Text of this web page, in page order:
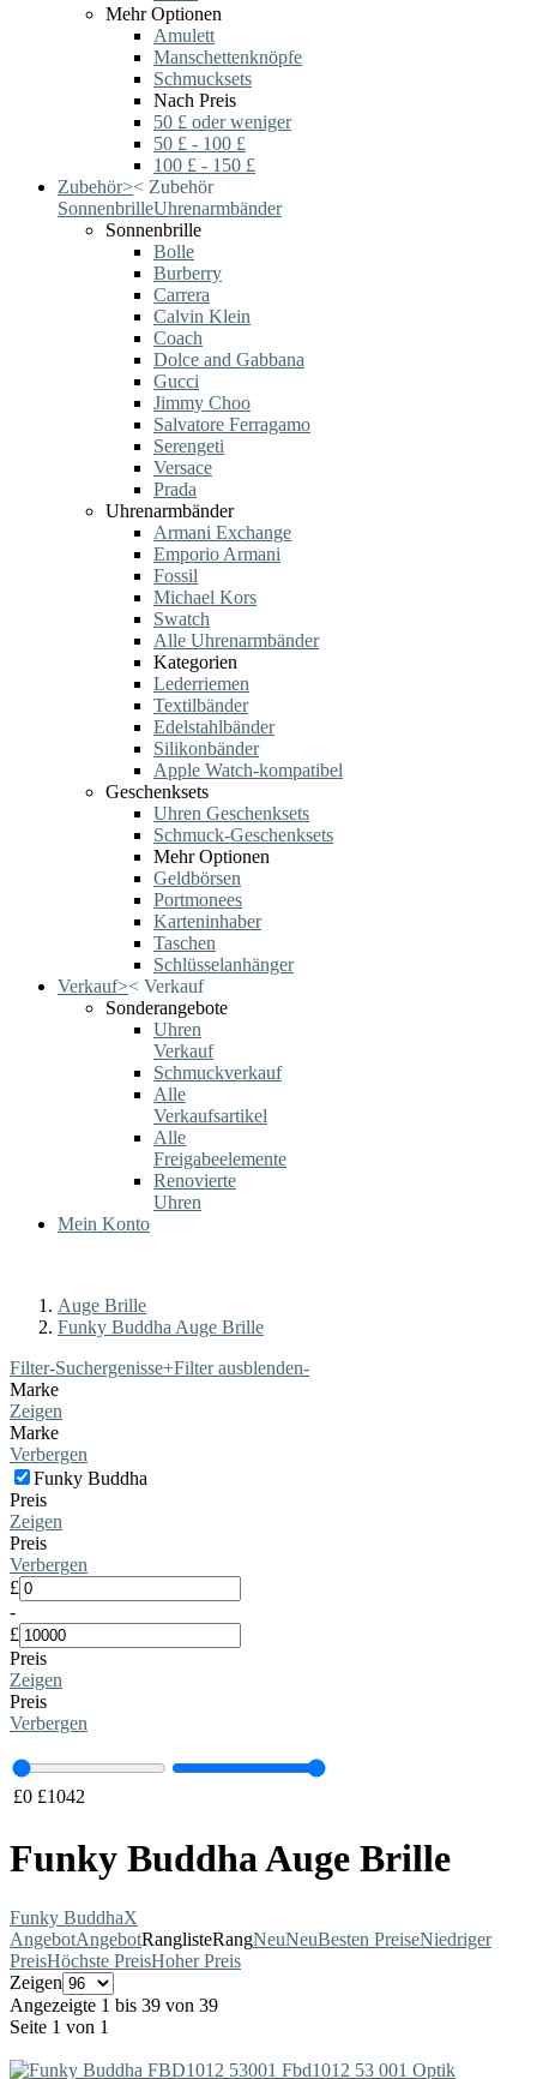
Mehr Optionen
Amulett
Manschettenknöpfe
Schmucksets
Nach Preis
50 £ oder weniger
50 £ - 100 £
100 £ - 150 £
Zubehör>< Zubehör
SonnenbrilleUhrenarmbänder
Sonnenbrille
Bolle
Burberry
Carrera
Calvin Klein
Coach
Dolce and Gabbana
Gucci
Jimmy Choo
Salvatore Ferragamo
Serengeti
Versace
Prada
Uhrenarmbänder
Armani Exchange
Emporio Armani
Fossil
Michael Kors
Swatch
Alle Uhrenarmbänder
Kategorien
Lederriemen
Textilbänder
Edelstahlbänder
Silikonbänder
Apple Watch-kompatibel
Geschenksets
Uhren Geschenksets
Schmuck-Geschenksets
Mehr Optionen
Geldbörsen
Portmonees
Karteninhaber
Taschen
Schlüsselanhänger
Verkauf>< Verkauf
Sonderangebote
Uhren
Verkauf
Schmuckverkauf
Alle
Verkaufsartikel
Alle
Freigabeelemente
Renovierte
Uhren
Mein Konto
Auge Brille
Funky Buddha Auge Brille
Filter-Suchergenisse+Filter ausblenden-
Marke
Zeigen
Marke
Verbergen
Funky Buddha
Preis
Zeigen
Preis
Verbergen
£
-
£
Preis
Zeigen
Preis
Verbergen
£0 £1042
Funky Buddha Auge Brille
Funky BuddhaX
AngebotAngebotRanglisteRangNeuNeuBesten PreiseNiedriger
PreisHöchste PreisHoher Preis
Zeigen
Angezeigte 1 bis 39 von 39
Seite 1 von 1